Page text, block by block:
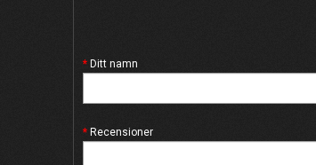
Ditt namn
Recensioner